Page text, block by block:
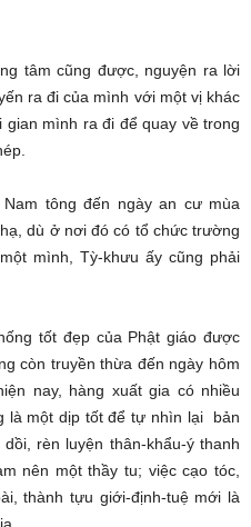
tâm cũng được, nguyện ra lời
ra đi của mình với một vị khác
mình ra đi để quay về trong
tông đến ngày an cư mùa
dù ở nơi đó có tổ chức trường
mình, Tỳ-khưu ấy cũng phải
tốt đẹp của Phật giáo được
còn truyền thừa đến ngày hôm
nay, hàng xuất gia có nhiều
là một dịp tốt để tự nhìn lại bản
rèn luyện thân-khẩu-ý thanh
nên một thầy tu; việc cạo tóc,
thành tựu giới-định-tuệ mới là